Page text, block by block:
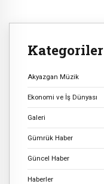
Kategoriler
Akyazgan Müzik
Ekonomi ve İş Dünyası
Galeri
Gümrük Haber
Güncel Haber
Haberler